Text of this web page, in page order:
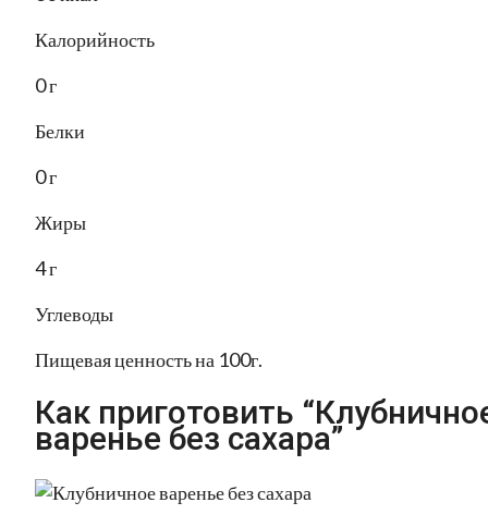
Калорийность
0 г
Белки
0 г
Жиры
4 г
Углеводы
Пищевая ценность на 100г.
Как приготовить
варенье без сахара”